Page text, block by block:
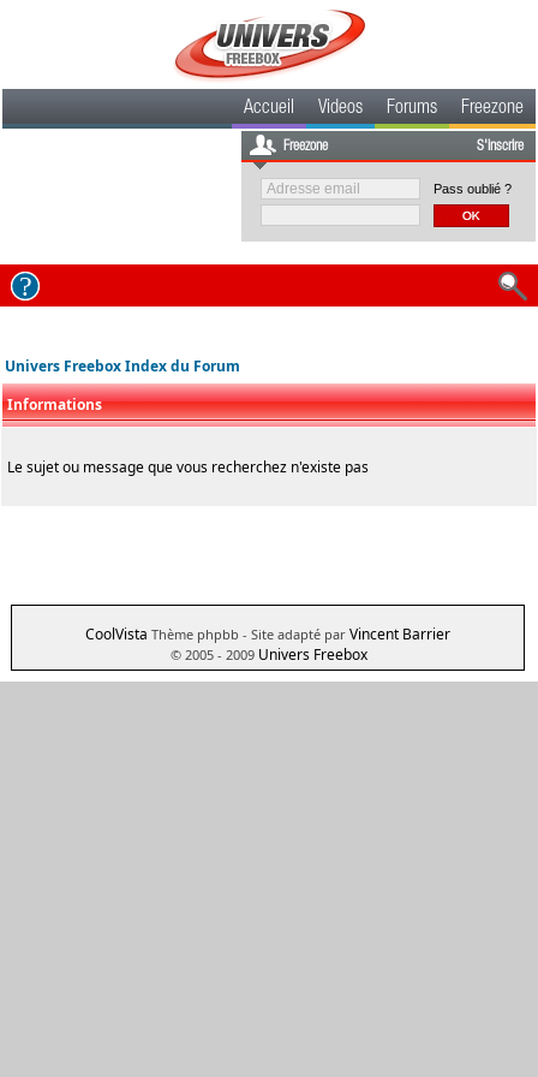
Accueil Videos Forums Freezone
Freezone S'inscrire
Pass oublié ?
Univers Freebox Index du Forum
Informations
Le sujet ou message que vous recherchez n'existe pas
CoolVista Thème phpbb - Site adapté par Vincent Barrier
© 2005 - 2009 Univers Freebox